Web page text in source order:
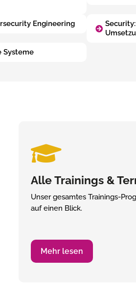
Engineering
Systeme

Alle Trainings &
Unser gesamtes Trainings-
auf einen Blick.
Mehr lesen